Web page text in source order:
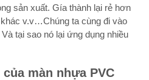
sản xuất. Gía thành lại rẻ hơn
v.v…Chúng ta cùng đi vào
tại sao nó lại ứng dụng nhiều
màn nhựa PVC